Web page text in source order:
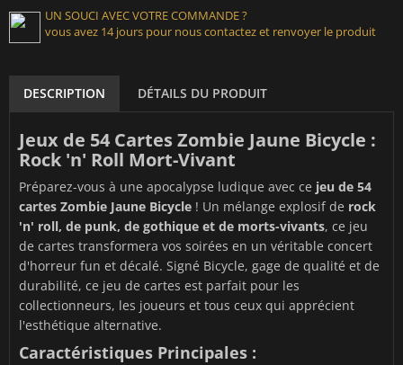
UN SOUCI AVEC VOTRE COMMANDE ?
vous avez 14 jours pour nous contactez et renvoyer le produit
DESCRIPTION DÉTAILS DU PRODUIT
Jeux de 54 Cartes Zombie Jaune Bicycle :
Rock 'n' Roll Mort-Vivant
Préparez-vous à une apocalypse ludique avec ce jeu de 54
cartes Zombie Jaune Bicycle ! Un mélange explosif de rock
'n' roll, de punk, de gothique et de morts-vivants, ce jeu
de cartes transformera vos soirées en un véritable concert
d'horreur fun et décalé. Signé Bicycle, gage de qualité et de
durabilité, ce jeu de cartes est parfait pour les
collectionneurs, les joueurs et tous ceux qui apprécient
l'esthétique alternative.
Caractéristiques Principales :